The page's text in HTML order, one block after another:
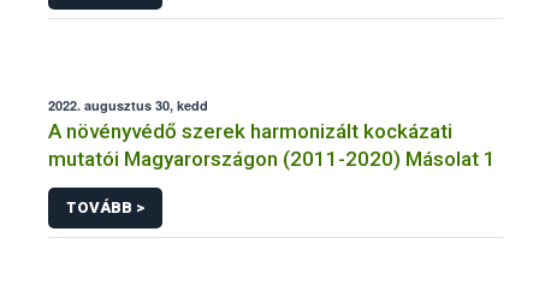
2022. augusztus 30, kedd
A növényvédő szerek harmonizált kockázati
mutatói Magyarországon (2011-2020) Másolat 1
TOVÁBB >